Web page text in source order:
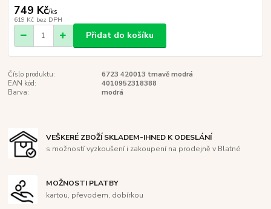
749 Kč/ks
619 Kč bez DPH
Přidat do košíku
Číslo produktu:
6723 420013 tmavě modrá
EAN kód:
4010952318388
Barva:
modrá
VEŠKERÉ ZBOŽÍ SKLADEM-IHNED K ODESLÁNÍ
s možností vyzkoušení i zakoupení na prodejně v Blatné
MOŽNOSTI PLATBY
kartou, převodem, dobírkou